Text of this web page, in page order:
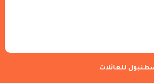
للعائلات